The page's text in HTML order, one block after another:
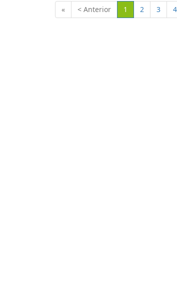
« < Anterior 1 (Actual)
2 3 4